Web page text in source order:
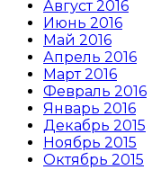
Август 2016
Июнь 2016
Май 2016
Апрель 2016
Март 2016
Февраль 2016
Январь 2016
Декабрь 2015
Ноябрь 2015
Октябрь 2015